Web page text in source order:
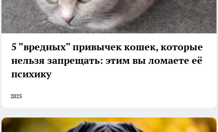
5 "вредных" привычек кошек, которые
нельзя запрещать: этим вы ломаете её
психику
2025